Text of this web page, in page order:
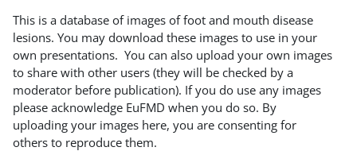
This is a database of images of foot and mouth disease
lesions. You may download these images to use in your
own presentations. You can also upload your own images
to share with other users (they will be checked by a
moderator before publication). If you do use any images
please acknowledge EuFMD when you do so. By
uploading your images here, you are consenting for
others to reproduce them.